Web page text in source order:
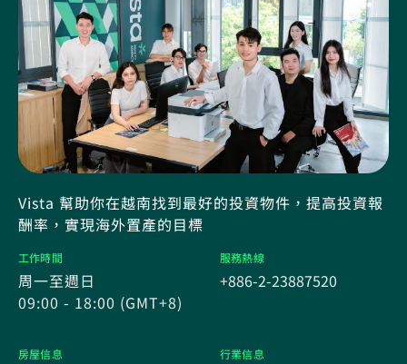
Vista 幫助你在越南找到最好的投資物件，提高投資報
酬率，實現海外置產的目標
工作時間
周一至週日
09:00 - 18:00 (GMT+8)
服務熱線
+886-2-23887520
房屋信息 行業信息